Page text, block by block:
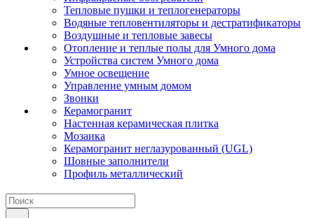
Тепловые пушки и теплогенераторы
Водяные тепловентиляторы и дестратификаторы
Воздушные и тепловые завесы
Отопление и теплые полы для Умного дома
Устройства систем Умного дома
Умное освещение
Управление умным домом
Звонки
Керамогранит
Настенная керамическая плитка
Мозаика
Керамогранит неглазурованный (UGL)
Шовные заполнители
Профиль металлический